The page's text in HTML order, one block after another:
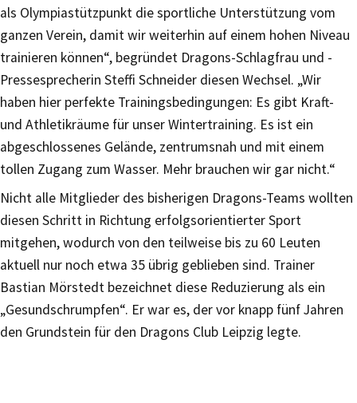
als Olympiastützpunkt die sportliche Unterstützung vom
ganzen Verein, damit wir weiterhin auf einem hohen Niveau
trainieren können“, begründet Dragons-Schlagfrau und -
Pressesprecherin Steffi Schneider diesen Wechsel. „Wir
haben hier perfekte Trainingsbedingungen: Es gibt Kraft-
und Athletikräume für unser Wintertraining. Es ist ein
abgeschlossenes Gelände, zentrumsnah und mit einem
tollen Zugang zum Wasser. Mehr brauchen wir gar nicht.“
Nicht alle Mitglieder des bisherigen Dragons-Teams wollten
diesen Schritt in Richtung erfolgsorientierter Sport
mitgehen, wodurch von den teilweise bis zu 60 Leuten
aktuell nur noch etwa 35 übrig geblieben sind. Trainer
Bastian Mörstedt bezeichnet diese Reduzierung als ein
„Gesundschrumpfen“. Er war es, der vor knapp fünf Jahren
den Grundstein für den Dragons Club Leipzig legte.